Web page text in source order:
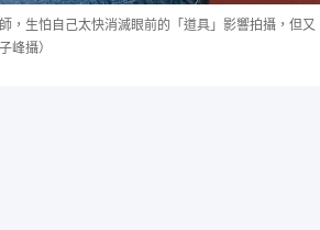
，生怕自己太快消滅眼前的「道具」影響拍攝，但又
峰攝）